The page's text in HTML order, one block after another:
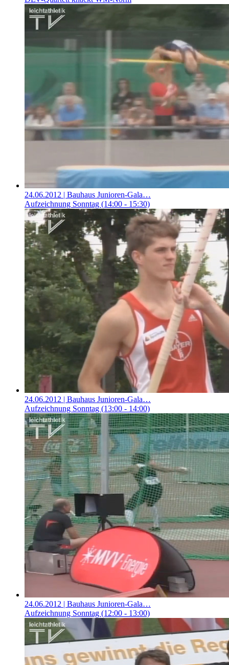
24.06.2012 | Bauhaus Junioren-Gala…
Aufzeichnung Sonntag (14:00 - 15:30)
24.06.2012 | Bauhaus Junioren-Gala…
Aufzeichnung Sonntag (13:00 - 14:00)
24.06.2012 | Bauhaus Junioren-Gala…
Aufzeichnung Sonntag (12:00 - 13:00)